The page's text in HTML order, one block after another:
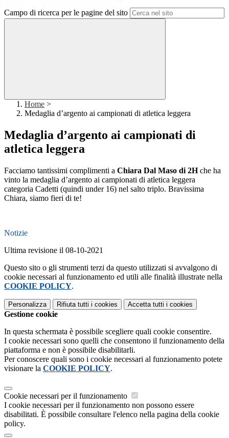
Campo di ricerca per le pagine del sito
Home >
Medaglia d’argento ai campionati di atletica leggera
Medaglia d’argento ai campionati di
atletica leggera
Facciamo tantissimi complimenti a Chiara Dal Maso di 2Hche ha
vinto la medaglia d’argento ai campionati di atletica leggera
categoria Cadetti (quindi under 16) nel salto triplo. Bravissima
Chiara, siamo fieri di te!
Notizie
Ultima revisione il 08-10-2021
Questo sito o gli strumenti terzi da questo utilizzati si avvalgono di
cookie necessari al funzionamento ed utili alle finalità illustrate nella
COOKIE POLICY.
Personalizza Rifiuta tutti i cookies Accetta tutti i cookies
Gestione cookie
In questa schermata è possibile scegliere quali cookie consentire.
I cookie necessari sono quelli che consentono il funzionamento della
piattaforma e non è possibile disabilitarli.
Per conoscere quali sono i cookie necessari al funzionamento potete
visionare la COOKIE POLICY.
Cookie necessari per il funzionamento
I cookie necessari per il funzionamento non possono essere
disabilitati. È possibile consultare l'elenco nella pagina della cookie
policy.